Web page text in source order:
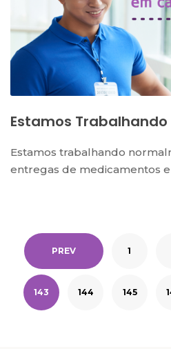
Estamos
Estamos trabalhando
entregas de medicamentos
PREV 1
143 144 145